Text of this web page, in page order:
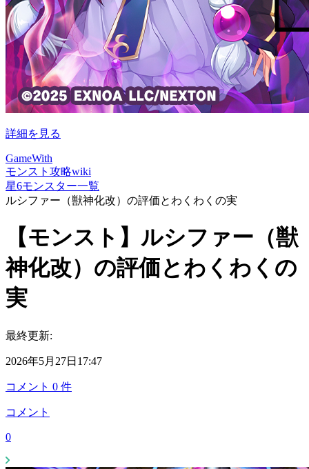
詳細を見る
GameWith
モンスト攻略wiki
星6モンスター一覧
ルシファー（獣神化改）の評価とわくわくの実
【モンスト】ルシファー（獣
神化改）の評価とわくわくの
実
最終更新:
2026年5月27日17:47
コメント 0 件
コメント
0